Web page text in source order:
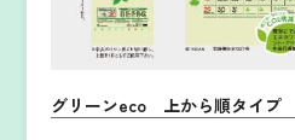
グリーンeco 上から順タイプ